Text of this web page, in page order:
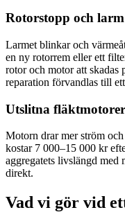
Rotorstopp och larm
Larmet blinkar och
en ny rotorrem eller ett
rotor och motor att skadas
reparation förvandlas till
Utslitna fläktmotorer
Motorn drar mer ström
kostar 7 000–15 000 kr
aggregatets livslängd med
direkt.
Vad vi gör vid